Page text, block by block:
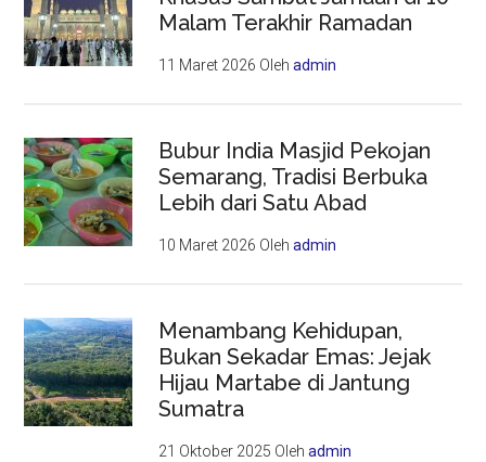
Malam Terakhir Ramadan
11 Maret 2026 Olehadmin
Bubur India Masjid Pekojan
Semarang, Tradisi Berbuka
Lebih dari Satu Abad
10 Maret 2026 Olehadmin
Menambang Kehidupan,
Bukan Sekadar Emas: Jejak
Hijau Martabe di Jantung
Sumatra
21 Oktober 2025 Olehadmin